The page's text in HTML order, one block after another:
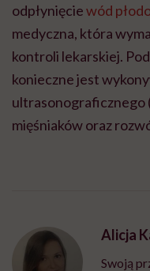
odpłynięciewód
medyczna, która
kontroli lekarskiej.
konieczne jest
ultrasonograficznego
mięśniaków oraz
Alicja
Swoją